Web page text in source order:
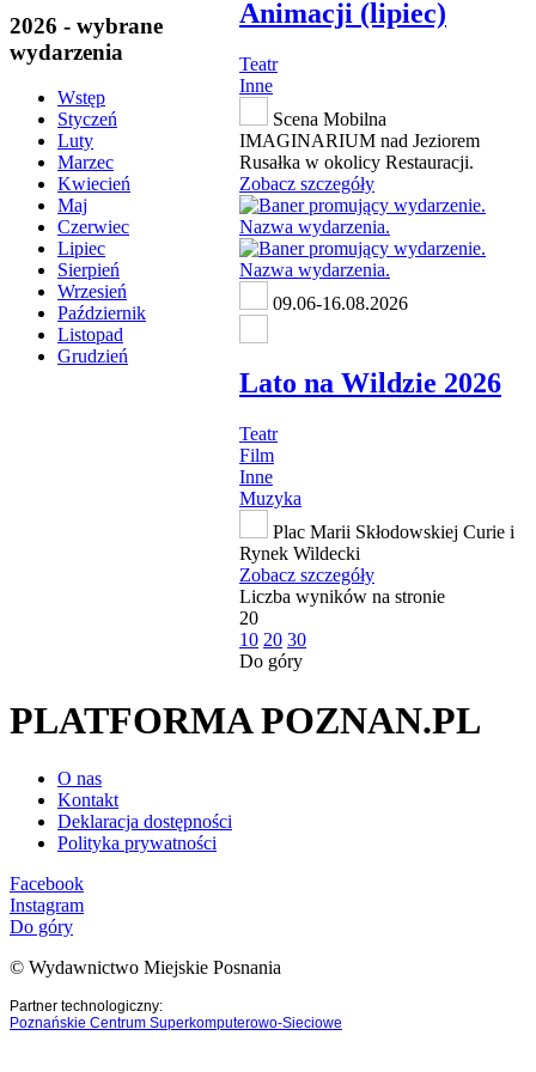
2026 - wybrane
wydarzenia
Wstęp
Styczeń
Luty
Marzec
Kwiecień
Maj
Czerwiec
Lipiec
Sierpień
Wrzesień
Październik
Listopad
Grudzień
Animacji (lipiec)
Teatr
Inne
Scena Mobilna
IMAGINARIUM nad Jeziorem
Rusałka w okolicy Restauracji.
Zobacz szczegóły
09.06-16.08.2026
Lato na Wildzie 2026
Teatr
Film
Inne
Muzyka
Plac Marii Skłodowskiej Curie i
Rynek Wildecki
Zobacz szczegóły
Liczba wyników na stronie
20
10 20 30
Do góry
PLATFORMA POZNAN.PL
O nas
Kontakt
Deklaracja dostępności
Polityka prywatności
Facebook
Instagram
Do góry
© Wydawnictwo Miejskie Posnania
Partner technologiczny:
Poznańskie Centrum Superkomputerowo-Sieciowe